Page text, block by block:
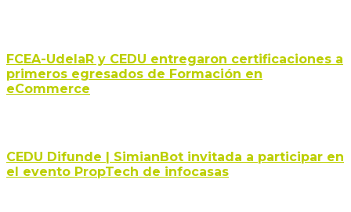
FCEA-UdelaR y CEDU entregaron certificaciones a
primeros egresados de Formación en
eCommerce
CEDU Difunde | SimianBot invitada a participar en
el evento PropTech de infocasas